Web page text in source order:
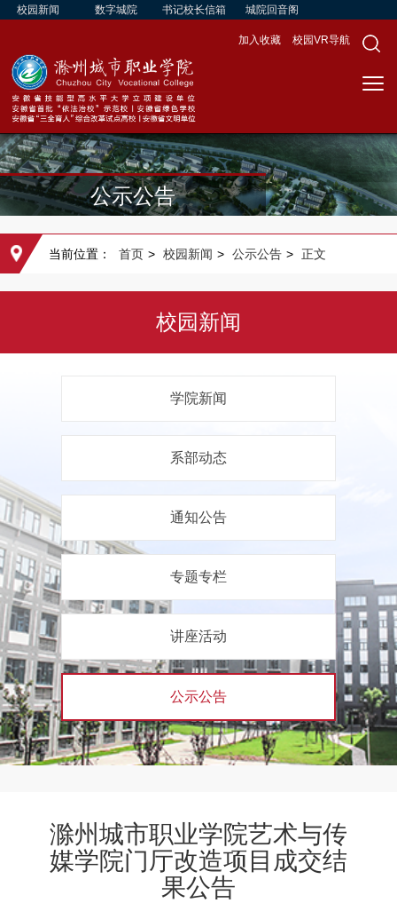
校园新闻 数字城院 书记校长信箱 城院回音阁
加入收藏 校园VR导航
公示公告
当前位置： 首页 > 校园新闻 > 公示公告 > 正文
校园新闻
学院新闻
系部动态
通知公告
专题专栏
讲座活动
公示公告
滁州城市职业学院艺术与传
媒学院门厅改造项目成交结
果公告